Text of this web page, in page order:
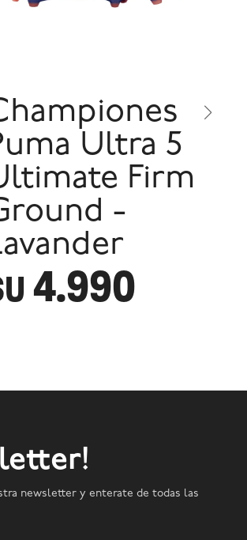
Ultra 5
Firm
-
4.990
newsletter y enterate de todas las